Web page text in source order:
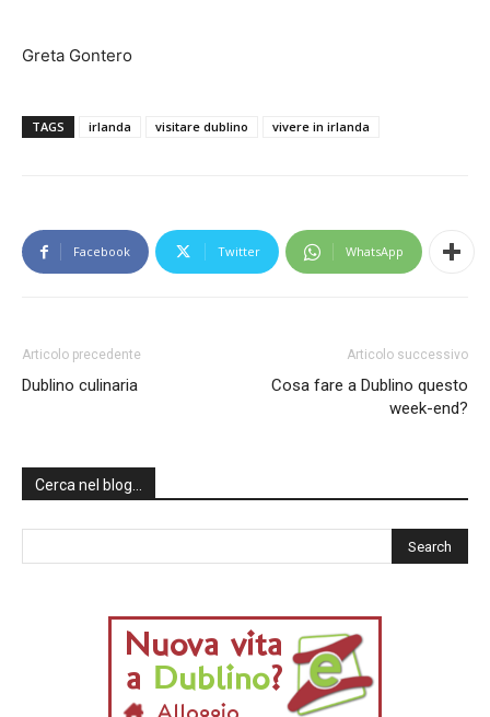
Greta Gontero
TAGS irlanda visitare dublino vivere in irlanda
Facebook Twitter WhatsApp
Articolo precedente
Dublino culinaria
Articolo successivo
Cosa fare a Dublino questo
week-end?
Cerca nel blog…